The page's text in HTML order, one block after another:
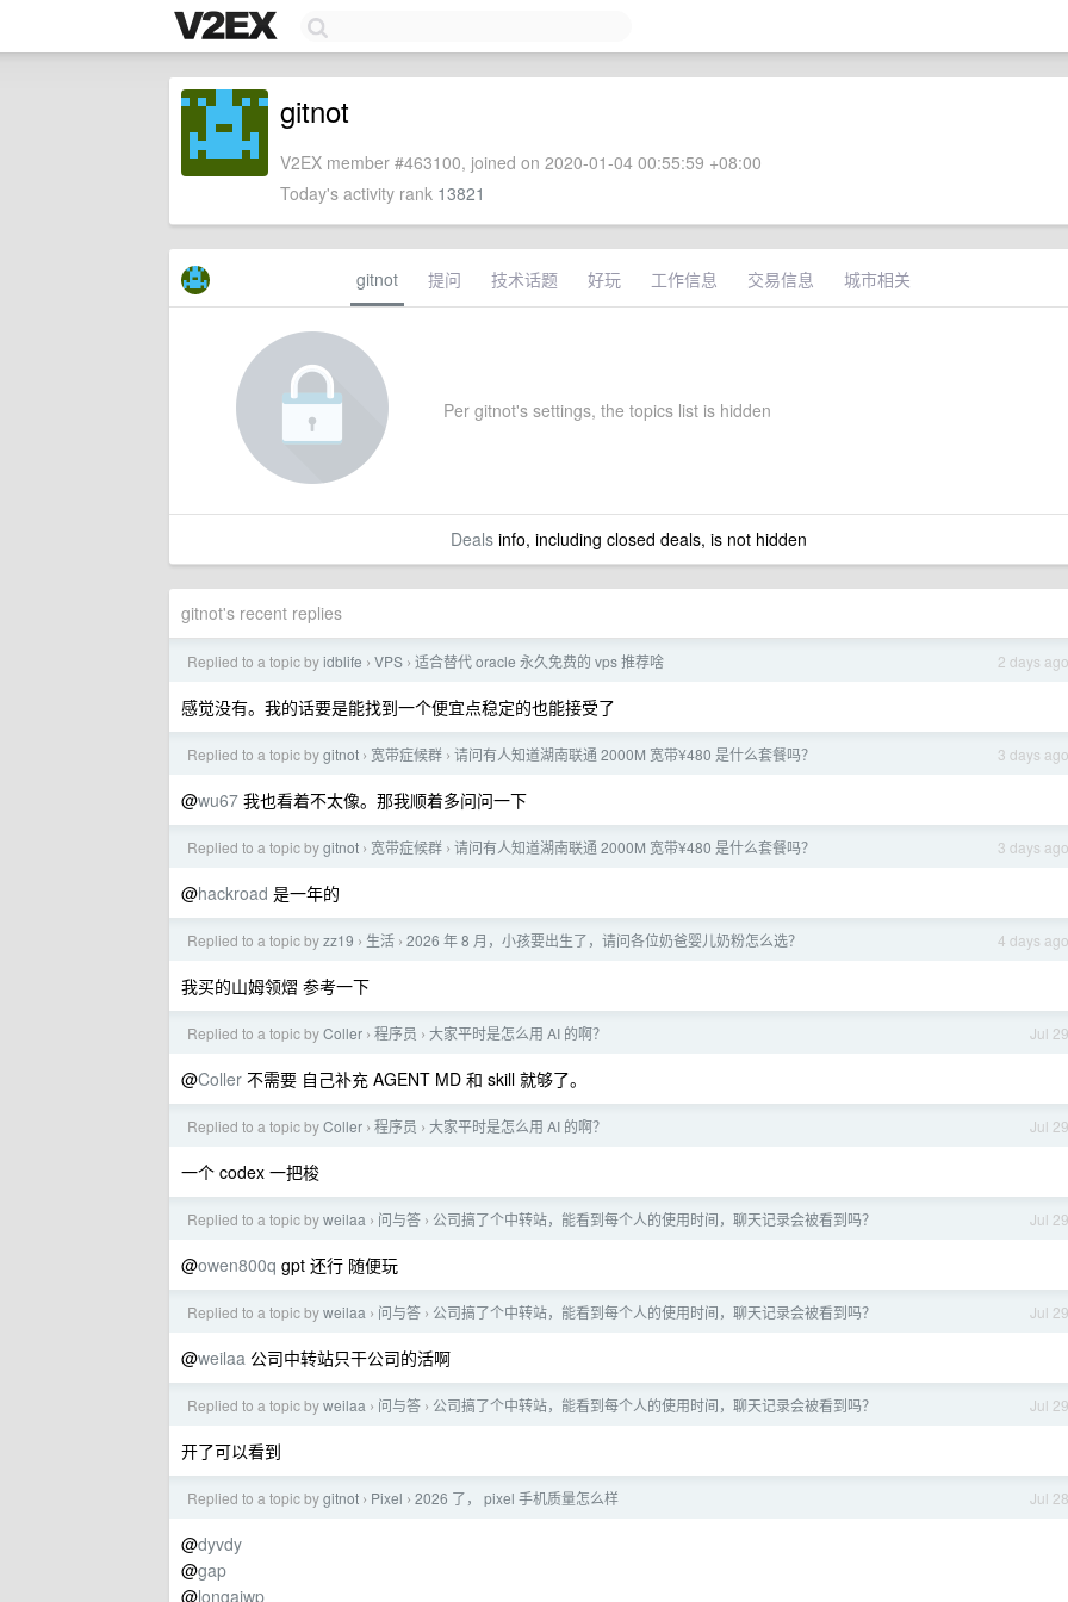
gitnot
V2EX member #463100, joined on 2020-01-04 00:55:59 +08:00
Today's activity rank 13821
gitnot 提问 技术话题 好玩 工作信息 交易信息 城市相关
Per gitnot's settings, the topics list is hidden
Dealsinfo, including closed deals, is not hidden
gitnot's recent replies
2 days ago
Replied to a topic byidblife › VPS › 适合替代 oracle 永久免费的 vps 推荐啥
感觉没有。我的话要是能找到一个便宜点稳定的也能接受了
3 days ago
Replied to a topic bygitnot › 宽带症候群 › 请问有人知道湖南联通 2000M 宽带¥480 是什么套餐吗？
@wu67 我也看着不太像。那我顺着多问问一下
3 days ago
Replied to a topic bygitnot › 宽带症候群 › 请问有人知道湖南联通 2000M 宽带¥480 是什么套餐吗？
@hackroad 是一年的
4 days ago
Replied to a topic byzz19 › 生活 › 2026 年 8 月，小孩要出生了，请问各位奶爸婴儿奶粉怎么选？
我买的山姆领熠 参考一下
Jul 29
Replied to a topic byColler › 程序员 › 大家平时是怎么用 AI 的啊？
@Coller 不需要 自己补充 AGENT MD 和 skill 就够了。
Jul 29
Replied to a topic byColler › 程序员 › 大家平时是怎么用 AI 的啊？
一个 codex 一把梭
Jul 29
Replied to a topic byweilaa › 问与答 › 公司搞了个中转站，能看到每个人的使用时间，聊天记录会被看到吗？
@owen800q gpt 还行 随便玩
Jul 29
Replied to a topic byweilaa › 问与答 › 公司搞了个中转站，能看到每个人的使用时间，聊天记录会被看到吗？
@weilaa 公司中转站只干公司的活啊
Jul 29
Replied to a topic byweilaa › 问与答 › 公司搞了个中转站，能看到每个人的使用时间，聊天记录会被看到吗？
开了可以看到
Jul 28
Replied to a topic bygitnot › Pixel › 2026 了， pixel 手机质量怎么样
@dyvdy
@gap
@longaiwp